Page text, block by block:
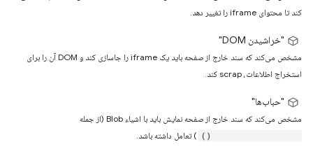
کند تا محتوای iframe را تغییر دهد.
"خراشیدن DOM"
مشخص می‌کند که سند خارج از صفحه باید یک iframe را جاسازی کند و DOM آن را برای
استخراج اطلاعات، scrap کند.
"حباب‌ها"
مشخص می‌کند که سند خارج از صفحه نمایش باید با اشیاء Blob (از جمله
) تعامل داشته باشد.